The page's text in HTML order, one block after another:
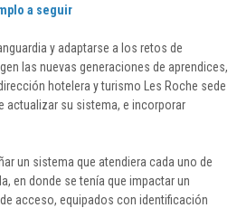
a seguir
y adaptarse a los retos de
las nuevas generaciones de aprendices,
hotelera y turismo Les Roche sede
actualizar su sistema, e incorporar
un sistema que atendiera cada uno de
en donde se tenía que impactar un
acceso, equipados con identificación